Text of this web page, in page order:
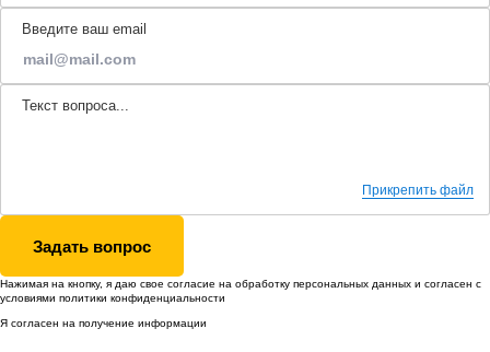
Введите ваш email
Текст вопроса...
Прикрепить файл
Задать вопрос
Нажимая на кнопку, я даю свое согласие на обработку персональных данных и согласен с
условиями политики конфиденциальности
Я согласен на получение информации